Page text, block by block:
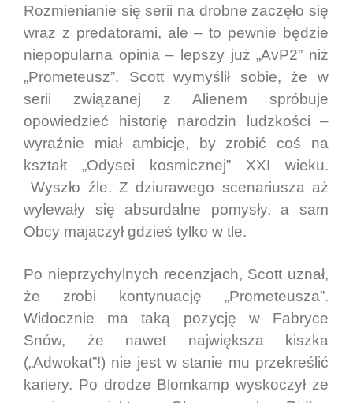
Rozmienianie się serii na drobne zaczęło się
wraz z predatorami, ale – to pewnie będzie
niepopularna opinia – lepszy już „AvP2” niż
„Prometeusz”. Scott wymyślił sobie, że w
serii związanej z Alienem spróbuje
opowiedzieć historię narodzin ludzkości –
wyraźnie miał ambicje, by zrobić coś na
kształt „Odysei kosmicznej” XXI wieku.
Wyszło źle. Z dziurawego scenariusza aż
wylewały się absurdalne pomysły, a sam
Obcy majaczył gdzieś tylko w tle.
Po nieprzychylnych recenzjach, Scott uznał,
że zrobi kontynuację „Prometeusza”.
Widocznie ma taką pozycję w Fabryce
Snów, że nawet największa kiszka
(„Adwokat”!) nie jest w stanie mu przekreślić
kariery. Po drodze Blomkamp wyskoczył ze